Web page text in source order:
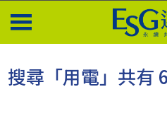
搜尋「用電」共有